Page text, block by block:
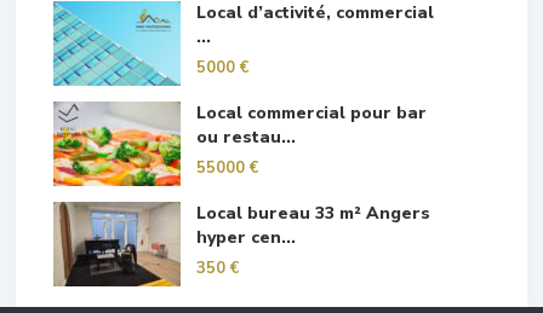
Local d’activité, commercial
...
5000 €
Local commercial pour bar
ou restau...
55000 €
Local bureau 33 m² Angers
hyper cen...
350 €